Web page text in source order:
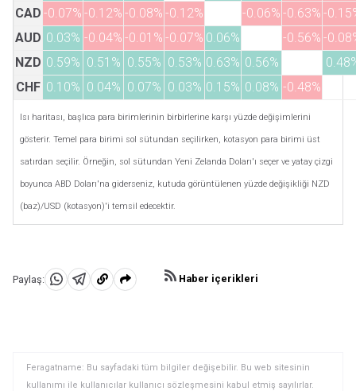
CAD -0.07% -0.12% -0.08% -0.12% -0.06% -0.63% -
AUD 0.03% -0.04% -0.01% -0.07% 0.06% -0.56% -
NZD 0.59% 0.51% 0.55% 0.53% 0.63% 0.56%
CHF 0.10% 0.04% 0.07% 0.03% 0.15% 0.08% -0.48%
Isı haritası, başlıca para birimlerinin birbirlerine karşı yüzde değişimlerini
gösterir. Temel para birimi sol sütundan seçilirken, kotasyon para birimi üst
satırdan seçilir. Örneğin, sol sütundan Yeni Zelanda Doları'ı seçer ve yatay çizgi
boyunca ABD Doları'na giderseniz, kutuda görüntülenen yüzde değişikliği NZD
(baz)/USD (kotasyon)'i temsil edecektir.
Paylaş:
WhatsApp'da
Telegram'da
Panoya
Haber içerikleri
Feragatname: Bu sayfadaki tüm bilgiler değişebilir. Bu web sitesinin
kullanımı ile kullanıcılar kullanıcı sözleşmesini kabul etmiş sayılırlar.